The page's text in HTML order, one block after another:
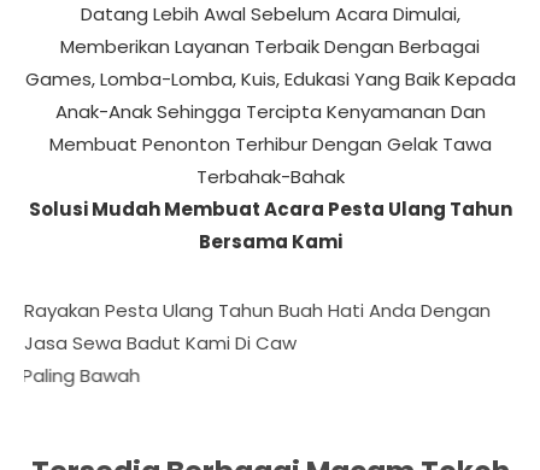
Kami Mengutamakan Kepuasan Pelanggan Dengan
Datang Lebih Awal Sebelum Acara Dimulai,
Memberikan Layanan Terbaik Dengan Berbagai
Games, Lomba-Lomba, Kuis, Edukasi Yang Baik Kepada
Anak-Anak Sehingga Tercipta Kenyamanan Dan
Membuat Penonton Terhibur Dengan Gelak Tawa
Terbahak-Bahak
Bersama Kami
Rayakan Pesta Ulang Tahun Buah Hati Anda Dengan
Daftar